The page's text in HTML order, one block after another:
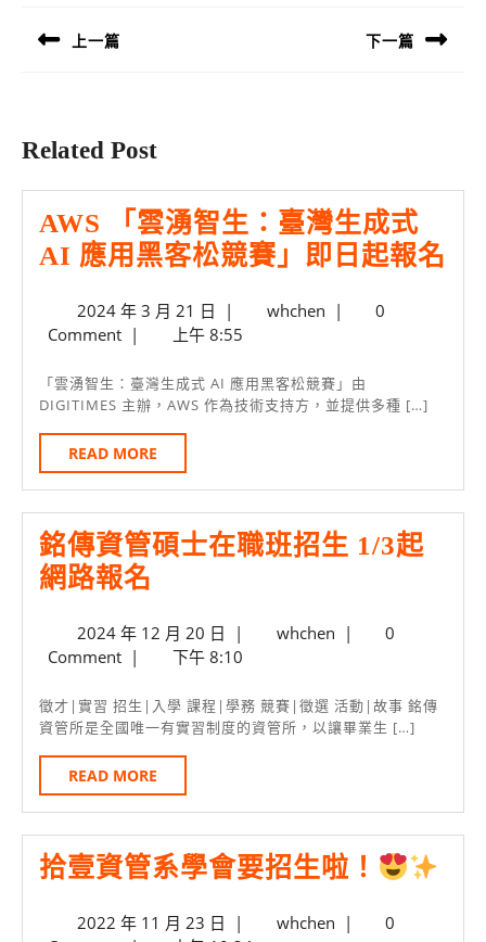
導
上一篇 下一篇
Related Post
AWS 「雲湧智生：臺灣生成式
AI 應用黑客松競賽」即日起報名
生
成
賽
即
2024 年 3 月 21 日 2024
年
月
21
| whchenwhchen
|
0
Comment | 上午 8:55
「雲湧智生：臺灣生成式 AI 應用黑客松競賽」由
DIGITIMES 主辦，AWS 作為技術支持方，並提供多種 […]
READ MORE
MORE
銘傳資管碩士在職班招生 1/3起
網路報名
資
碩
士
在
職
班
招
1/3
2024 年 12 月 20 日 2024
年
月
20
| whchenwhchen
|
0
Comment | 下午 8:10
徵才|實習 招生|入學 課程|學務 競賽|徵選 活動|故事 銘傳
資管所是全國唯一有實習制度的資管所，以讓畢業生 […]
READ MORE
MORE
拾壹資管系學會要招生啦！
2022 年 11 月 23 日 2022
| whchenwhchen
|
0